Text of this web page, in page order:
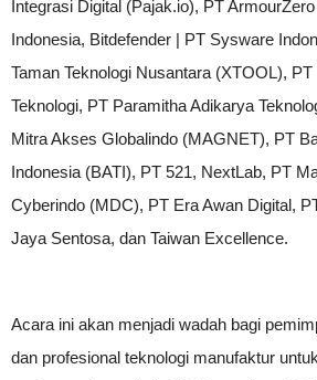
Integrasi Digital (Pajak.io), PT
Indonesia, Bitdefender | PT Sysware
Taman Teknologi Nusantara (XTOOL),
Teknologi, PT Paramitha Adikarya
Mitra Akses Globalindo (MAGNET), PT
Indonesia (BATI), PT 521, NextLab, PT
Cyberindo (MDC), PT Era Awan Digital,
Jaya Sentosa, dan Taiwan Excellence.
Acara ini akan menjadi wadah bagi
dan profesional teknologi manufaktur